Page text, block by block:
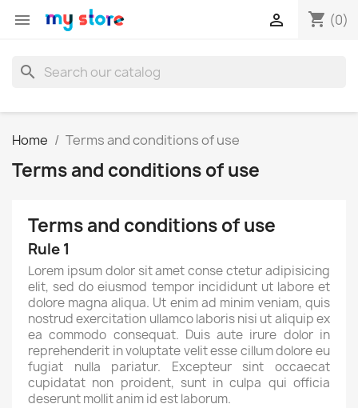
 shopping_cart (0)

search
Home Terms and conditions of use
Terms and conditions of use
Terms and conditions of use
Rule 1
Lorem ipsum dolor sit amet conse ctetur adipisicing
elit, sed do eiusmod tempor incididunt ut labore et
dolore magna aliqua. Ut enim ad minim veniam, quis
nostrud exercitation ullamco laboris nisi ut aliquip ex
ea commodo consequat. Duis aute irure dolor in
reprehenderit in voluptate velit esse cillum dolore eu
fugiat nulla pariatur. Excepteur sint occaecat
cupidatat non proident, sunt in culpa qui officia
deserunt mollit anim id est laborum.